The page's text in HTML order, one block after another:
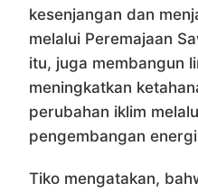
kesenjangan dan
melalui Peremajaan
itu, juga membangun
meningkatkan
perubahan iklim
pengembangan
Tiko mengatakan,